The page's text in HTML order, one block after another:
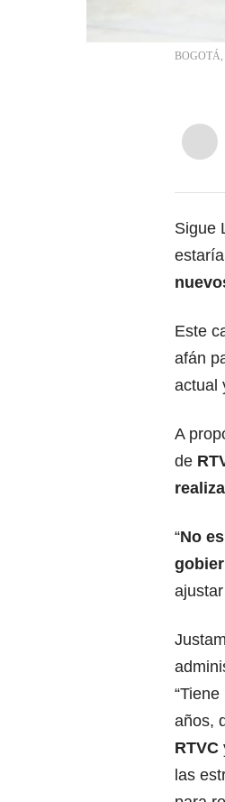
BOGOTÁ,
Sigue
Este
afán
actual
A
de
“No
años,
RTVC
las